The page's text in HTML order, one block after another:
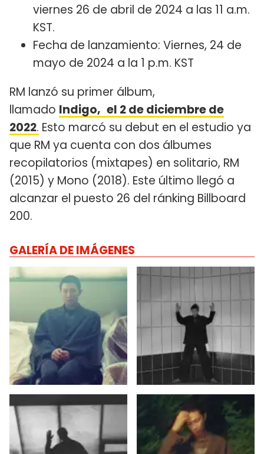
viernes 26 de abril de 2024 a las 11 a.m.
KST.
Fecha de lanzamiento: Viernes, 24 de
mayo de 2024 a la 1 p.m. KST
RM lanzó su primer álbum,
llamado Indigo, el 2 de diciembre de
2022. Esto marcó su debut en el estudio ya
que RM ya cuenta con dos álbumes
recopilatorios (mixtapes) en solitario, RM
(2015) y Mono (2018). Este último llegó a
alcanzar el puesto 26 del ránking Billboard
200.
GALERÍA DE IMÁGENES